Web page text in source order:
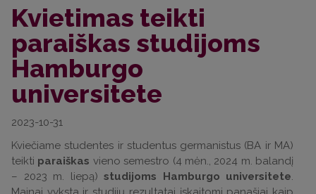
Kvietimas teikti
paraiškas studijoms
Hamburgo
universitete
2023-10-31
Kviečiame studentes ir studentus germanistus (BA ir MA)
teikti paraiškas vieno semestro (4 mėn., 2024 m. balandį
– 2023 m. liepą) studijoms Hamburgo universitete.